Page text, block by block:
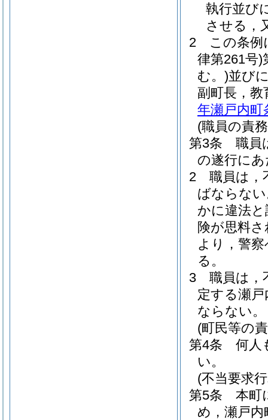
執行並び
させる，
2
この条例
律第261号)
む。)並び
副町長，教
年瀬戸内町
(職員の責
第3条
職員
の遂行に
2
職員は，
ばならな
かに違法
険が思料
より，警
る。
3
職員は，
定する瀬
ならない。
(町民等の
第4条
何人
い。
(不当要求
第5条
本町
め，瀬戸内